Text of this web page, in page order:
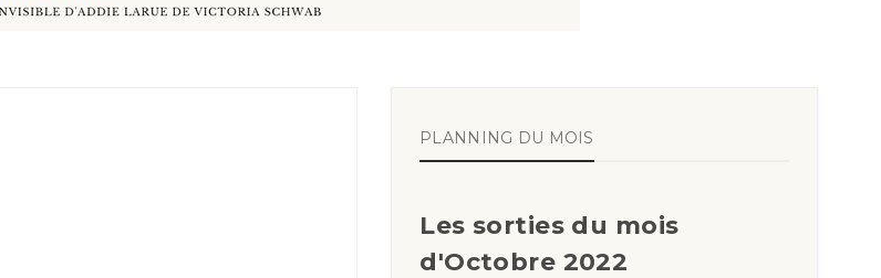
PLANNING DU MOIS
Les sorties du mois
d'Octobre 2022